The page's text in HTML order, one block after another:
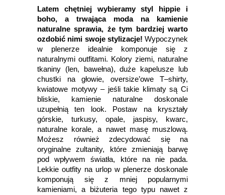
Latem chętniej wybieramy styl hippie i
boho, a trwająca moda na kamienie
naturalne sprawia, że tym bardziej warto
ozdobić nimi swoje stylizacje! Wypoczynek
w plenerze idealnie komponuje się z
naturalnymi outfitami. Kolory ziemi, naturalne
tkaniny (len, bawełna), duże kapelusze lub
chustki na głowie, oversize’owe T–shirty,
kwiatowe motywy – jeśli takie klimaty są Ci
bliskie, kamienie naturalne doskonale
uzupełnią ten look. Postaw na kryształy
górskie, turkusy, opale, jaspisy, kwarc,
naturalne korale, a nawet masę muszlową.
Możesz również zdecydować się na
oryginalne zultanity, które zmieniają barwę
pod wpływem światła, które na nie pada.
Lekkie outfity na urlop w plenerze doskonale
komponują się z mniej popularnymi
kamieniami, a biżuteria tego typu nawet z